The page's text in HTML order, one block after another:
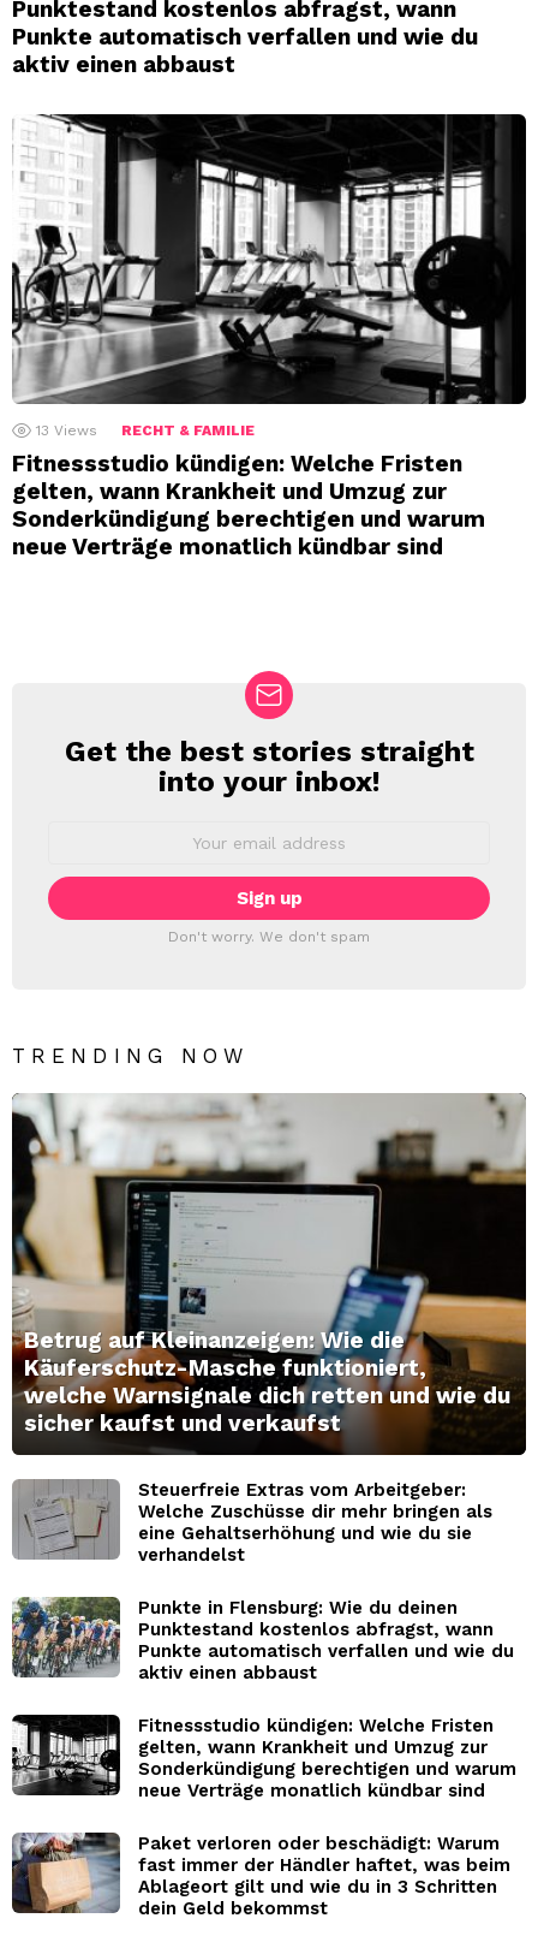
Punktestand kostenlos abfragst, wann
Punkte automatisch verfallen und wie du
aktiv einen abbaust
13 Views RECHT & FAMILIE
Fitnessstudio kündigen: Welche Fristen
gelten, wann Krankheit und Umzug zur
Sonderkündigung berechtigen und warum
neue Verträge monatlich kündbar sind
NEWSLETTER
Get the best stories straight
into your inbox!
Don't worry. We don't spam
TRENDING NOW
Betrug auf Kleinanzeigen: Wie die
Käuferschutz-Masche funktioniert,
welche Warnsignale dich retten und wie du
sicher kaufst und verkaufst
Steuerfreie Extras vom Arbeitgeber:
Welche Zuschüsse dir mehr bringen als
eine Gehaltserhöhung und wie du sie
verhandelst
Punkte in Flensburg: Wie du deinen
Punktestand kostenlos abfragst, wann
Punkte automatisch verfallen und wie du
aktiv einen abbaust
Fitnessstudio kündigen: Welche Fristen
gelten, wann Krankheit und Umzug zur
Sonderkündigung berechtigen und warum
neue Verträge monatlich kündbar sind
Paket verloren oder beschädigt: Warum
fast immer der Händler haftet, was beim
Ablageort gilt und wie du in 3 Schritten
dein Geld bekommst